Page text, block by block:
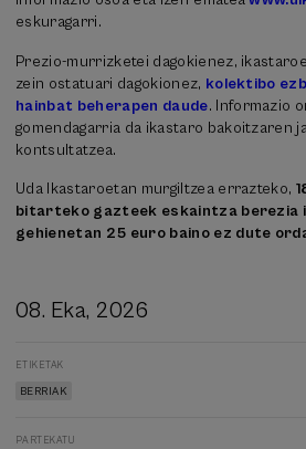
eskuragarri.
Prezio-murrizketei dagokienez,
zein ostatuari dagokionez, kolektibo
hainbat beherapen daude. Informazio
gomendagarria da ikastaro bakoitzaren
kontsultatzea.
Uda Ikastaroetan murgiltzea errazteko,
bitarteko gazteek eskaintza berezia
gehienetan 25 euro baino ez dute
08. Eka, 2026
ETIKETAK
BERRIAK
PARTEKATU